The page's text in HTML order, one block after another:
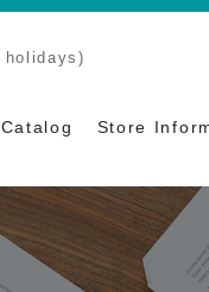
holidays)
Catalog Store